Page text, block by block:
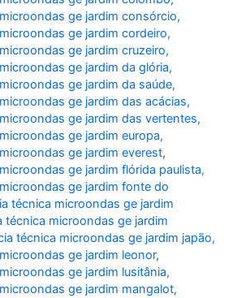
ge jardim consórcio,
ge jardim cordeiro,
ge jardim cruzeiro,
ge jardim da glória,
ge jardim da saúde,
ge jardim das acácias,
ge jardim das vertentes,
ge jardim europa,
ge jardim everest,
ge jardim flórida paulista,
ge jardim fonte do
técnica microondas ge jardim
técnica microondas ge jardim
técnica microondas ge jardim japão,
ge jardim leonor,
ge jardim lusitânia,
ge jardim mangalot,